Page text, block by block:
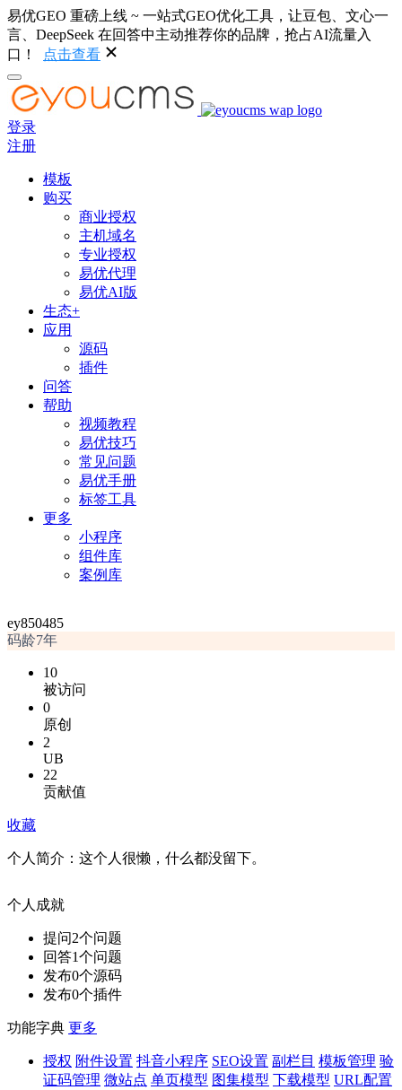
易优GEO 重磅上线 ~ 一站式GEO优化工具，让豆包、文心一
言、DeepSeek 在回答中主动推荐你的品牌，抢占AI流量入
口！
点击查看
登录
注册
模板
购买
商业授权
主机域名
专业授权
易优代理
易优AI版
生态+
应用
源码
插件
问答
帮助
视频教程
易优技巧
常见问题
易优手册
标签工具
更多
小程序
组件库
案例库
ey850485
码龄7年
10
被访问
0
原创
2
UB
22
贡献值
收藏
个人简介： 这个人很懒，什么都没留下。
个人成就
提问2个问题
回答1个问题
发布0个源码
发布0个插件
功能字典 更多
授权 附件设置 抖音小程序 SEO设置 副栏目 模板管理 验
证码管理 微站点 单页模型 图集模型 下载模型 URL配置